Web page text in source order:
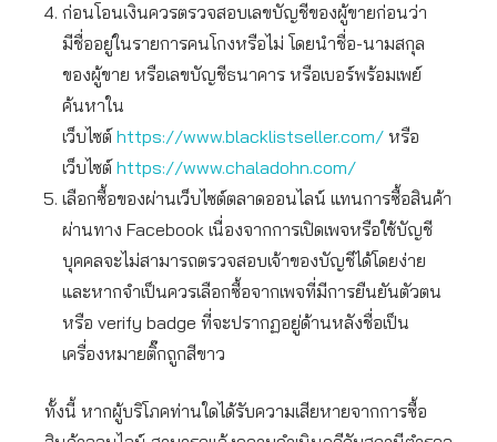
ก่อนโอนเงินควรตรวจสอบเลขบัญชีของผู้ขายก่อนว่า
มีชื่ออยู่ในรายการคนโกงหรือไม่ โดยนำชื่อ-นามสกุล
ของผู้ขาย หรือเลขบัญชีธนาคาร หรือเบอร์พร้อมเพย์
ค้นหาใน
เว็บไซต์ https://www.blacklistseller.com/ หรือ
เว็บไซต์ https://www.chaladohn.com/
เลือกซื้อของผ่านเว็บไซต์ตลาดออนไลน์ แทนการซื้อสินค้า
ผ่านทาง Facebook เนื่องจากการเปิดเพจหรือใช้บัญชี
บุคคลจะไม่สามารถตรวจสอบเจ้าของบัญชีได้โดยง่าย
และหากจำเป็นควรเลือกซื้อจากเพจที่มีการยืนยันตัวตน
หรือ verify badge ที่จะปรากฏอยู่ด้านหลังชื่อเป็น
เครื่องหมายติ๊กถูกสีขาว
ทั้งนี้ หากผู้บริโภคท่านใดได้รับความเสียหายจากการซื้อ